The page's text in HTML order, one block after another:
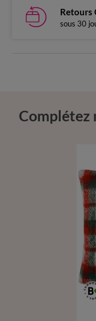
Retours
sous 30
Complétez